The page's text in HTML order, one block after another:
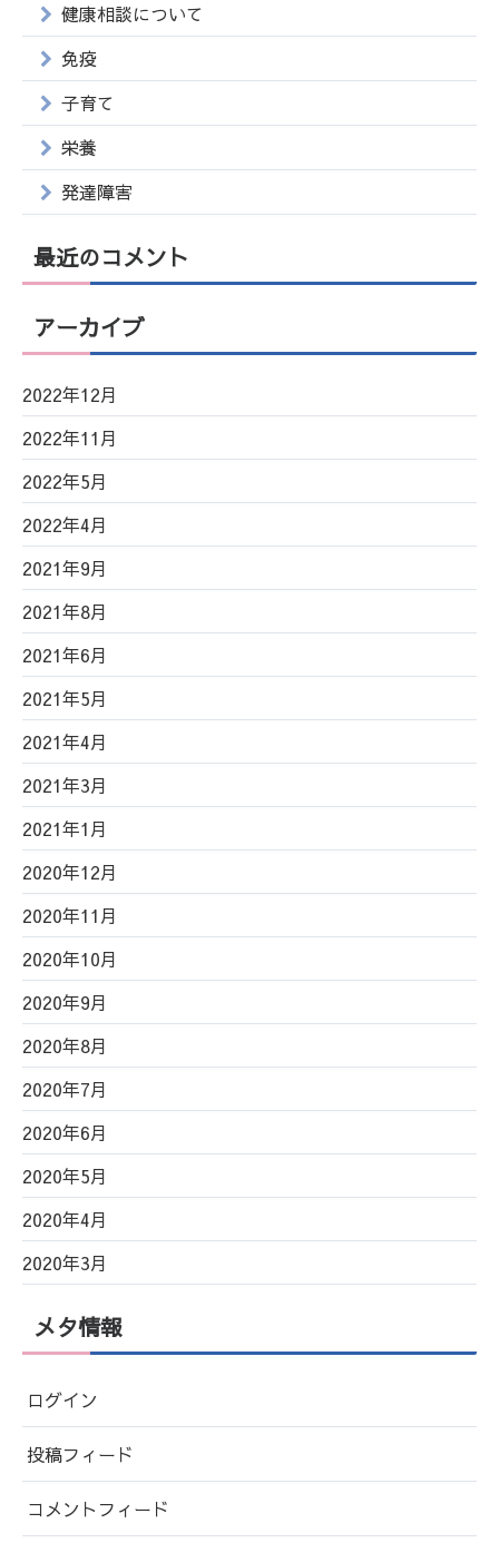
健康相談について
免疫
子育て
栄養
発達障害
最近のコメント
アーカイブ
2022年12月
2022年11月
2022年5月
2022年4月
2021年9月
2021年8月
2021年6月
2021年5月
2021年4月
2021年3月
2021年1月
2020年12月
2020年11月
2020年10月
2020年9月
2020年8月
2020年7月
2020年6月
2020年5月
2020年4月
2020年3月
メタ情報
ログイン
投稿フィード
コメントフィード